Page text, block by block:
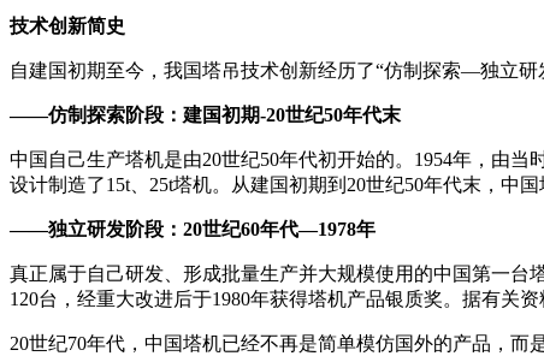
技术创新简史
自建国初期至今，我国塔吊技术创新经历了“仿制探索—独立
——仿制探索阶段：建国初期-20世纪50年代末
中国自己生产塔机是由20世纪50年代初开始的。1954年，由
设计制造了15t、25t塔机。从建国初期到20世纪50年代末，中国
——独立研发阶段：20世纪60年代—1978年
真正属于自己研发、形成批量生产并大规模使用的中国第一台
120台，经重大改进后于1980年获得塔机产品银质奖。据有关
20世纪70年代，中国塔机已经不再是简单模仿国外的产品，